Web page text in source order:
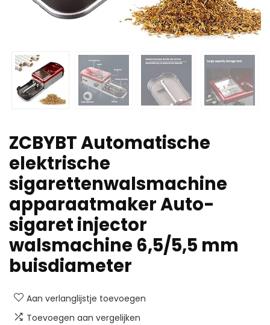
ZCBYBT Automatische
elektrische
sigarettenwalsmachine
apparaatmaker Auto-
sigaret injector
walsmachine 6,5/5,5 mm
buisdiameter
Aan verlanglijstje toevoegen
Toevoegen aan vergelijken